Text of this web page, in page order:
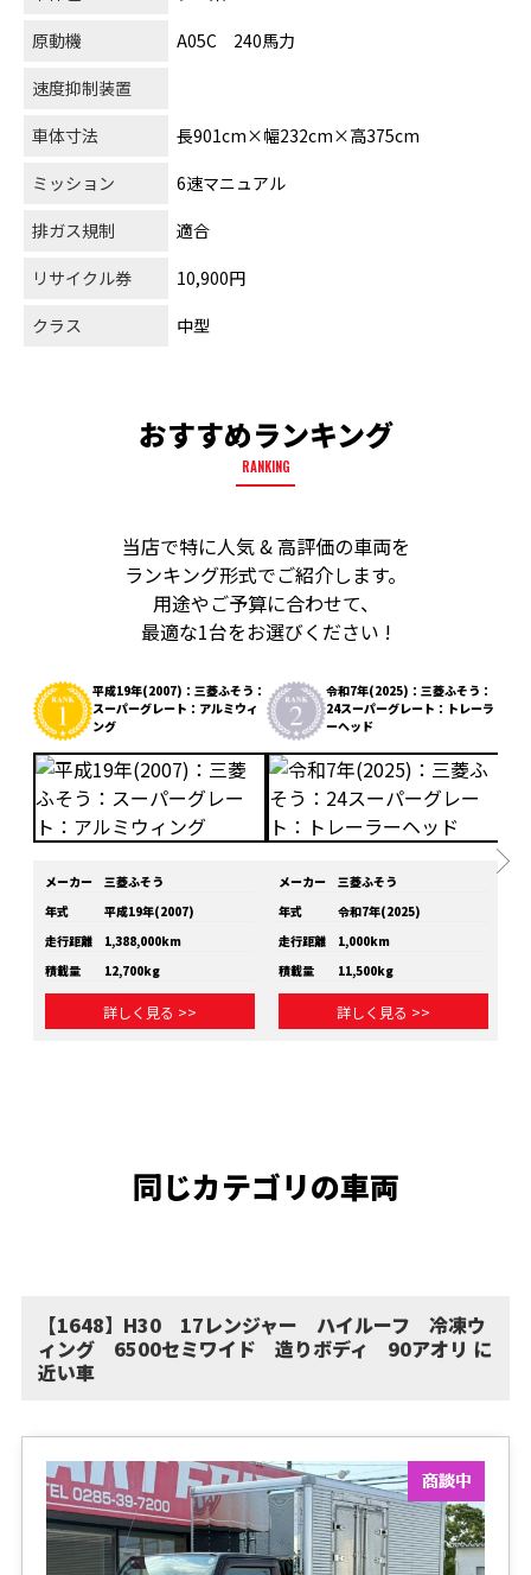
原動機
A05C 240馬力
速度抑制装置
車体寸法
長901cm×幅232cm×高375cm
ミッション
6速マニュアル
排ガス規制
適合
リサイクル券
10,900円
クラス
中型
おすすめランキング
RANKING
当店で特に人気 & 高評価の車両を
ランキング形式でご紹介します。
用途やご予算に合わせて、
最適な1台をお選びください !
平成19年(2007)：三菱ふそう：
スーパーグレート：アルミウィ
ング
メーカー
三菱ふそう
年式
平成19年(2007)
走行距離
1,388,000km
積載量
12,700kg
詳しく見る >>
令和7年(2025)：三菱ふそう：
24スーパーグレート：トレーラ
ーヘッド
メーカー
三菱ふそう
年式
令和7年(2025)
走行距離
1,000km
積載量
11,500kg
詳しく見る >>
同じカテゴリの車両
【1648】H30 17レンジャー ハイルーフ 冷凍ウ
ィング 6500セミワイド 造りボディ 90アオリ に
近い車